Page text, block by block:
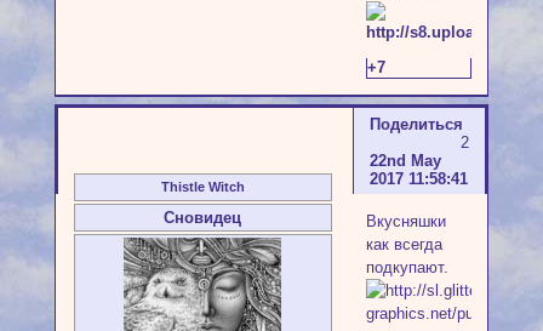
+7
Поделиться
2
22nd May
2017 11:58:41
Thistle Witch
Сновидец
Вкусняшки
как всегда
подкупают.